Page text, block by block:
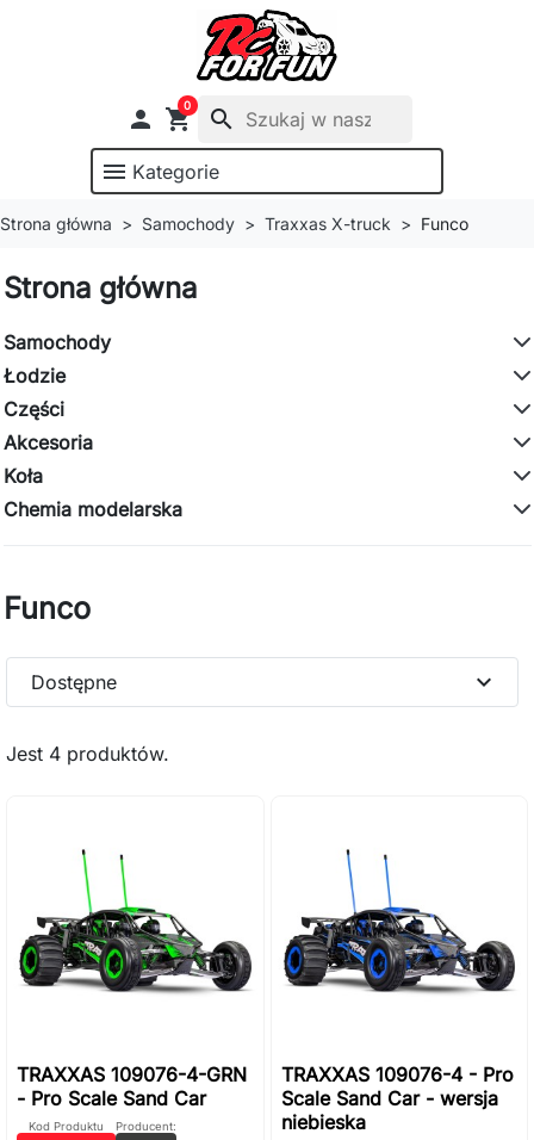
 shopping_cart
0
search
menu Kategorie
Strona główna Samochody Traxxas X-truck Funco
Strona główna
Samochody
Łodzie
Części
Akcesoria
Koła
Chemia modelarska
Funco
Jest 4 produktów.
Dostępne expand_more
TRAXXAS 109076-4-GRN
- Pro Scale Sand Car
Kod Produktu
Producent:
TRAXXAS 109076-4 - Pro
Scale Sand Car - wersja
niebieska